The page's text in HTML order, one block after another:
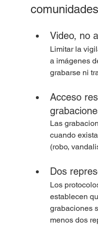
Video, no
Limitar la
a imágenes
grabarse ni
Acceso
Las
cuando
(robo,
Dos
Los
establecen
grabaciones
menos dos